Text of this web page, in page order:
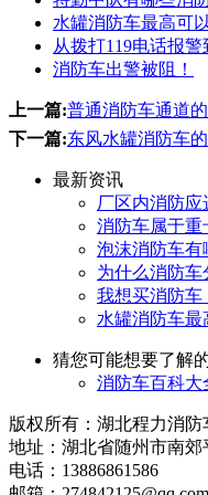
水罐消防车最高可
从拨打119电话报
消防车出警被阻！
上一篇:普通消防车通道
下一篇:东风水罐消防车
最新资讯
厂区内消防应
消防车属于重
泡沫消防车有
为什么消防车
我想买消防车
水罐消防车最
猜您可能想要了解
消防车百科大
版权所有：湖北程力消防
地址：湖北省随州市南郊
电话：13886861586